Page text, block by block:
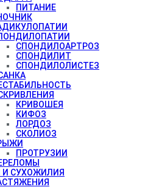
ПИТАНИЕ
СПОНДИЛОАРТРОЗ
СПОНДИЛИТ
СПОНДИЛОЛИСТЕЗ
КРИВОШЕЯ
КИФОЗ
ЛОРДОЗ
СКОЛИОЗ
ПРОТРУЗИИ
И СУХОЖИЛИЯ